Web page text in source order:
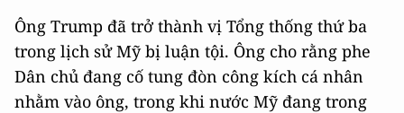
Ông Trump đã trở thành vị Tổng thống thứ ba
trong lịch sử Mỹ bị luận tội. Ông cho rằng phe
Dân chủ đang cố tung đòn công kích cá nhân
nhằm vào ông, trong khi nước Mỹ đang trong